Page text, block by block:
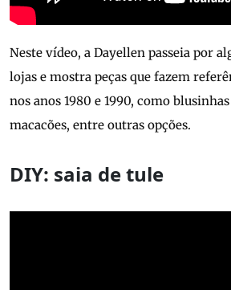
Neste vídeo, a Dayellen passeia por
lojas e mostra peças que fazem
nos anos 1980 e 1990, como
macacões, entre outras opções.
DIY: saia de tule